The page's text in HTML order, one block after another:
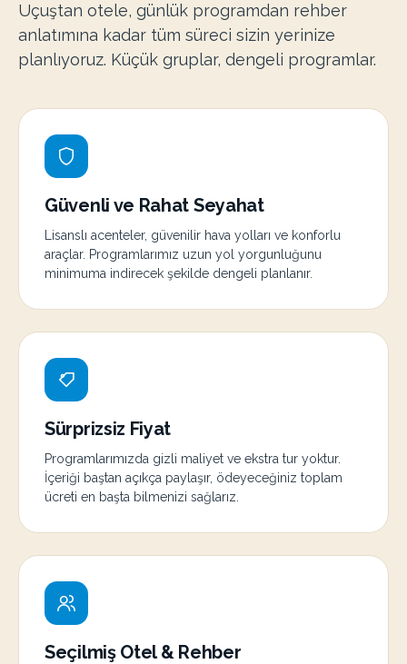
Uçuştan otele, günlük programdan rehber
anlatımına kadar tüm süreci sizin yerinize
planlıyoruz. Küçük gruplar, dengeli programlar.
Güvenli ve Rahat Seyahat
Lisanslı acenteler, güvenilir hava yolları ve konforlu
araçlar. Programlarımız uzun yol yorgunluğunu
minimuma indirecek şekilde dengeli planlanır.
Sürprizsiz Fiyat
Programlarımızda gizli maliyet ve ekstra tur yoktur.
İçeriği baştan açıkça paylaşır, ödeyeceğiniz toplam
ücreti en başta bilmenizi sağlarız.
Seçilmiş Otel & Rehber